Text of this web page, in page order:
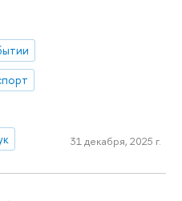
31 декабря, 2025 г.